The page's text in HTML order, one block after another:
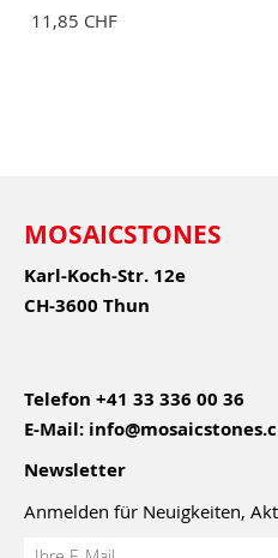
11,85 CHF
MOSAICSTONES
Karl-Koch-Str. 12e
CH-3600 Thun
Telefon +41 33 336 00 36
E-Mail:
Newsletter
Anmelden für Neuigkeiten,
Anmeldung